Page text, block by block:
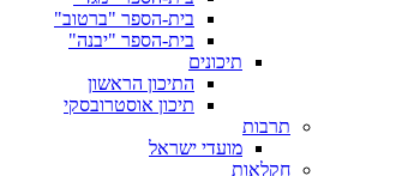
בית-הספר "ברטוב"
בית-הספר "יבנה"
תיכונים
התיכון הראשון
תיכון אוסטרובסקי
תרבות
מועדי ישראל
חקלאות